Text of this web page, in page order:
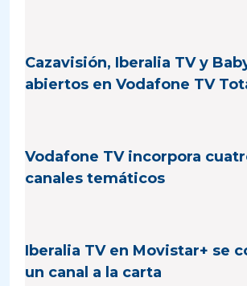
Cazavisión, Iberalia TV y
abiertos en Vodafone TV
Vodafone TV incorpora
canales temáticos
Iberalia TV en Movistar+ se
un canal a la carta